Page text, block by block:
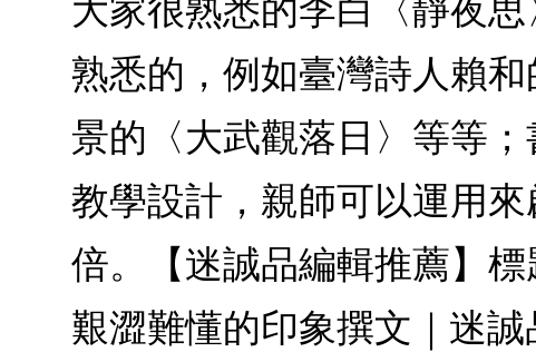
大家很熟悉的李白〈靜夜
熟悉的，例如臺灣詩人賴
景的〈大武觀落日〉等等
教學設計，親師可以運用
倍。【迷誠品編輯推薦】
艱澀難懂的印象撰文｜迷